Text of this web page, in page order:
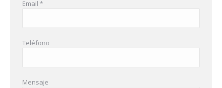
Email *
Teléfono
Mensaje